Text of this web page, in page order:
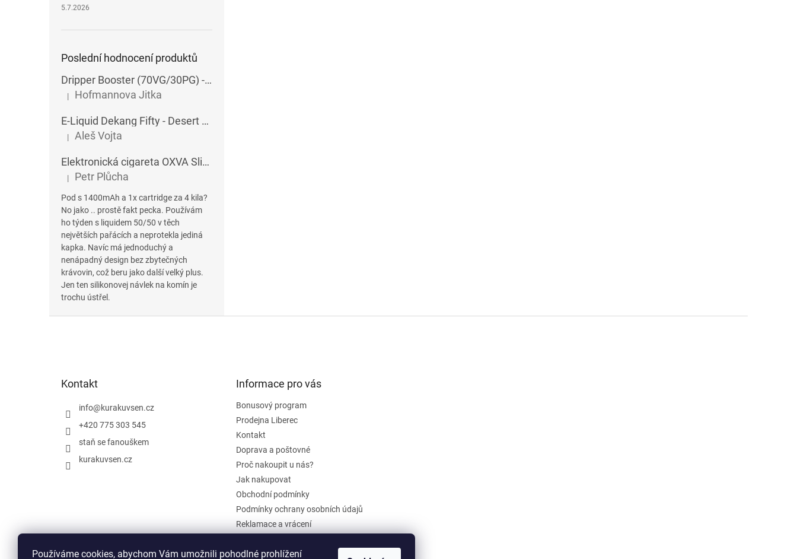
Používáme cookies, abychom Vám umožnili pohodlné prohlížení
5.7.2026
Poslední hodnocení produktů
Dripper Booster (70VG/30PG) - Imperia - 5x10 ml - 15 mg
Hodnocení produktu je 5 z 5 hvězdiček.
| Hofmannova Jitka
E-Liquid Dekang Fifty - Desert Ship - 10 ml
Hodnocení produktu je 5 z 5 hvězdiček.
| Aleš Vojta
Elektronická cigareta OXVA SlimStick X POD 1400 mAh
Hodnocení produktu je 5 z 5 hvězdiček.
| Petr Plůcha
Pod s 1400mAh a 1x cartridge za 4 kila?
No jako .. prostě fakt pecka. Používám
ho týden s liquidem 50/50 v těch
největších pařácích a neprotekla jediná
kapka. Navíc má jednoduchý a
nenápadný design bez zbytečných
krávovin, což beru jako další velký plus.
Jen ten silikonovej návlek na komín je
trochu ústřel.
Kontakt
info@kurakuvsen.cz
+420 775 303 545
staň se fanouškem
kurakuvsen.cz
Informace pro vás
Bonusový program
Prodejna Liberec
Kontakt
Doprava a poštovné
Proč nakoupit u nás?
Jak nakupovat
Obchodní podmínky
Podmínky ochrany osobních údajů
Reklamace a vrácení
Hodnocení obchodu